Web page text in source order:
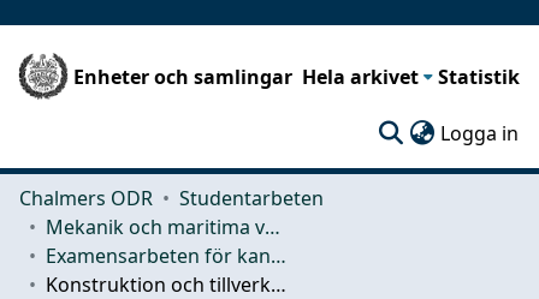
Enheter och samlingar Hela arkivet Statistik
Logga in
Chalmers ODR
Studentarbeten
Mekanik och maritima vetenskaper (M2)
Examensarbeten för kandidatexamen
Konstruktion och tillverkning av stirlingmotor för utbildningssyfte